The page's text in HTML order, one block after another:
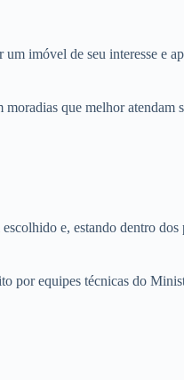
imóvel de seu interesse e
que melhor atendam
e, estando dentro dos
por equipes técnicas do